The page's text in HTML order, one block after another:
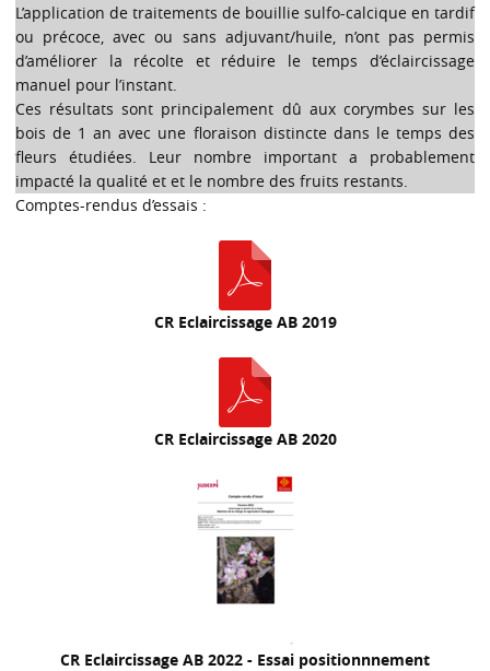
L’application de traitements de bouillie sulfo-calcique en tardif
ou précoce, avec ou sans adjuvant/huile, n’ont pas permis
d’améliorer la récolte et réduire le temps d’éclaircissage
manuel pour l’instant.
Ces résultats sont principalement dû aux corymbes sur les
bois de 1 an avec une floraison distincte dans le temps des
fleurs étudiées. Leur nombre important a probablement
impacté la qualité et et le nombre des fruits restants.
Comptes-rendus d’essais :
CR Eclaircissage AB 2019
CR Eclaircissage AB 2020
CR Eclaircissage AB 2022 - Essai positionnnement